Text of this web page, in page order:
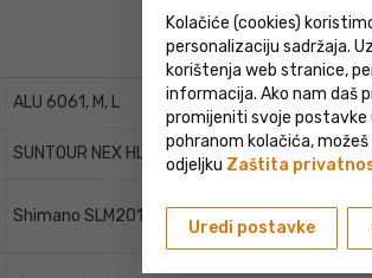
ALU 6061, M, L
SUNTOUR NEX HLO DS, hod 63 mm, 700C
Shimano SLM2010, 9 speed
Kolačiće (cookies)
personalizaciju sadržaja.
korištenja web stranice,
informacija. Ako nam daš
promijeniti svoje postavke
pohranom kolačića, možeš
odjeljku Zaštita
Uredi postavke